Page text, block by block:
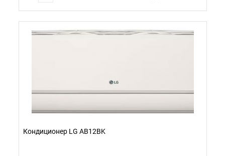
Кондиционер LG AB12BK